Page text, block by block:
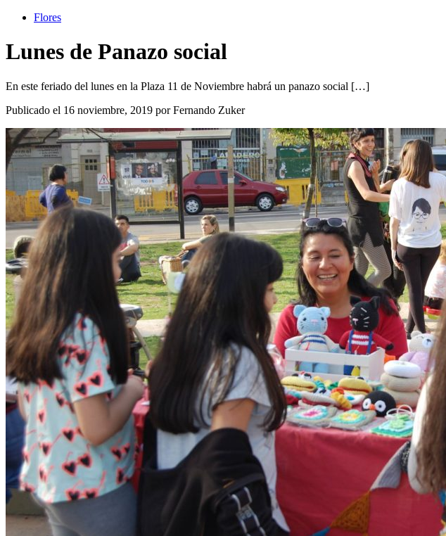
Flores
Lunes de Panazo social
En este feriado del lunes en la Plaza 11 de Noviembre habrá un panazo social […]
Publicado el 16 noviembre, 2019 por Fernando Zuker